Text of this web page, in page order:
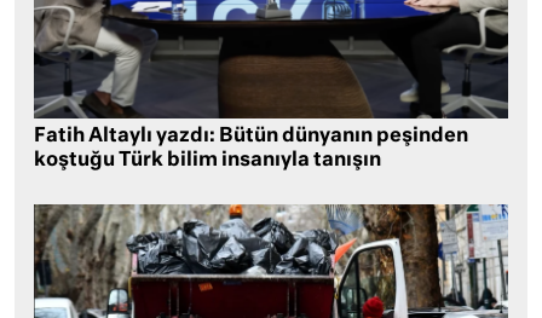
Fatih Altaylı yazdı: Bütün dünyanın peşinden
koştuğu Türk bilim insanıyla tanışın